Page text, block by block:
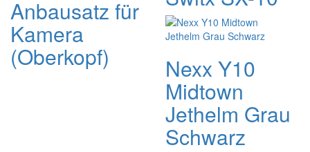
Anbausatz für
Kamera
(Oberkopf) Nexx Y10
Midtown
Jethelm Grau
Schwarz